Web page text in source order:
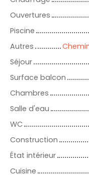
Ouvertures
Piscine
Autres
Séjour
Surface balcon
Chambres
Salle d'eau
WC
Construction
État intérieur
Cuisine